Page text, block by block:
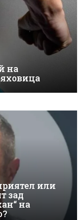
на
или
зад
на